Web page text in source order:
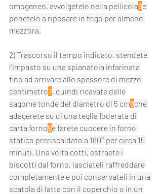
omogeneo, avvolgetelo nella pellicola6e
ponetelo a riposare in frigo per almeno
mezz’ora.
2) Trascorso il tempo indicato, stendete
l’impasto su una spianatoia infarinata
fino ad arrivare allo spessore di mezzo
centimetro7, quindi ricavate delle
sagome tonde del diametro di 5 cm8che
adagerete su di una teglia foderata di
carta forno9e farete cuocere in forno
statico preriscaldato a 180° per circa 15
minuti. Una volta cotti, estraete i
biscotti dal forno, lasciateli raffreddare
completamente e poi conservateli in una
scatola di latta con il coperchio o in un